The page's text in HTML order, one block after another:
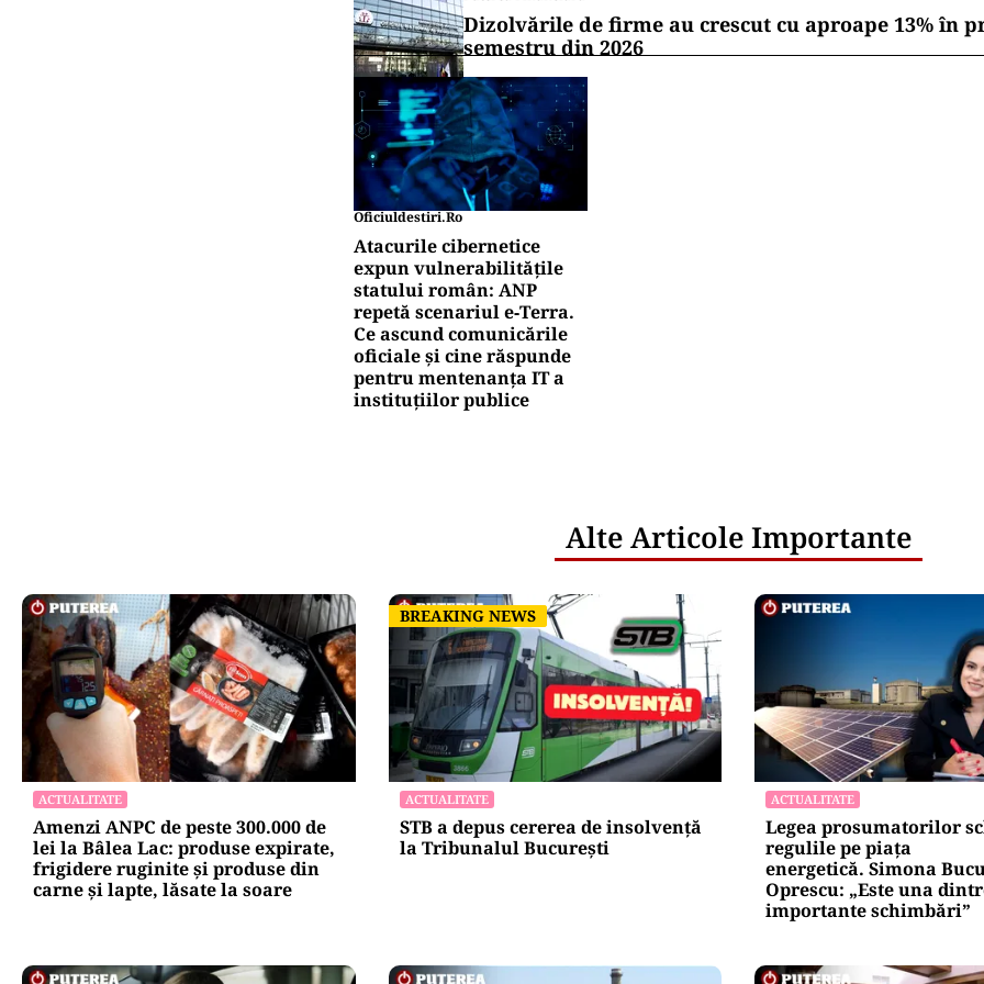
Dizolvările de firme au crescut cu aproape 13% în
semestru din 2026
Oficiuldestiri.ro
Atacurile cibernetice
expun vulnerabilitățile
statului român: ANP
repetă scenariul e‑Terra.
Ce ascund comunicările
oficiale și cine răspunde
pentru mentenanța IT a
instituțiilor publice
Alte Articole Importante
ACTUALITATE
Amenzi ANPC de peste 300.000 de
lei la Bâlea Lac: produse expirate,
frigidere ruginite și produse din
carne și lapte, lăsate la soare
BREAKING NEWS
BREAKING NEWS
ACTUALITATE
STB a depus cererea de insolvență
la Tribunalul București
ACTUALITATE
Legea prosumatorilor
regulile pe piața
energetică. Simona
Oprescu: „Este una
importante schimbări”